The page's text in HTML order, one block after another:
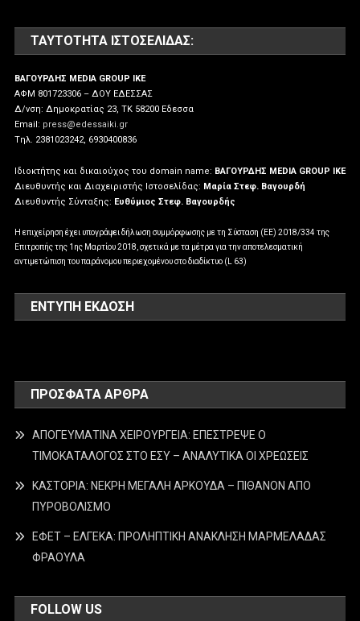
ΤΑΥΤΌΤΗΤΑ ΙΣΤΟΣΕΛΊΔΑΣ:
ΒΑΓΟΥΡΔΗΣ MEDIA GROUP IKE
ΑΦΜ 801723306 – ΔΟΥ ΕΔΕΣΣΑΣ
Δ/νση: Δημοκρατίας 23, ΤΚ 58200 Εδεσσα
Email: press@edessaiki.gr
Tηλ. 2381023242, 6930400836
Ιδιοκτήτης και δικαιούχος του domain name: ΒΑΓΟΥΡΔΗΣ MEDIA GROUP IKE
Διευθυντής και Διαχειριστής Ιστοσελίδας: Μαρία Στεφ. Βαγουρδή
Διευθυντής Σύνταξης: Ευθύμιος Στεφ. Βαγουρδής
Η επιχείρηση έχει υπογράψει δήλωση συμμόρφωσης με τη Σύσταση (ΕΕ) 2018/334 της
Επιτροπής της 1ης Μαρτίου 2018, σχετικά με τα μέτρα για την αποτελεσματική
αντιμετώπιση του παράνομου περιεχομένου στο διαδίκτυο (L 63)
ΕΝΤΥΠΗ ΕΚΔΟΣΗ
ΠΡΌΣΦΑΤΑ ΆΡΘΡΑ
ΑΠΟΓΕΥΜΑΤΙΝΑ ΧΕΙΡΟΥΡΓΕΙΑ: ΕΠΕΣΤΡΕΨΕ Ο
ΤΙΜΟΚΑΤΑΛΟΓΟΣ ΣΤΟ ΕΣΥ – ΑΝΑΛΥΤΙΚΑ ΟΙ ΧΡΕΩΣΕΙΣ
ΚΑΣΤΟΡΙΑ: ΝΕΚΡΗ ΜΕΓΑΛΗ ΑΡΚΟΥΔΑ – ΠΙΘΑΝΟΝ ΑΠΟ
ΠΥΡΟΒΟΛΙΣΜΟ
ΕΦΕΤ – ΕΛΓΕΚΑ: ΠΡΟΛΗΠΤΙΚΗ ΑΝΑΚΛΗΣΗ ΜΑΡΜΕΛΑΔΑΣ
ΦΡΑΟΥΛΑ
FOLLOW US